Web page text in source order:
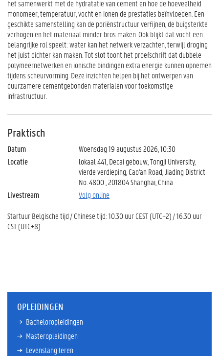
het samenwerkt met de hydratatie van cement en hoe de hoeveelheid
monomeer, temperatuur, vocht en ionen de prestaties beïnvloeden. Een
geschikte samenstelling kan de poriënstructuur verfijnen, de buigsterkte
verhogen en het materiaal minder bros maken. Ook blijkt dat vocht een
belangrijke rol speelt: water kan het netwerk verzachten, terwijl droging
het juist dichter kan maken. Tot slot toont het proefschrift dat dubbele
polymeernetwerken en ionische bindingen extra energie kunnen opnemen
tijdens scheurvorming. Deze inzichten helpen bij het ontwerpen van
duurzamere cementgebonden materialen voor toekomstige
infrastructuur.
Praktisch
Datum
Woensdag 19 augustus 2026, 10:30
Locatie
lokaal 441, Decai gebouw, Tongji University,
vierde verdieping, Cao'an Road, Jiading District
No. 4800 , 201804 Shanghai, China
Livestream
Volg online
Startuur Belgische tijd / Chinese tijd: 10.30 uur CEST (UTC+2) / 16.30 uur
CST (UTC+8)
OPLEIDINGEN
Bacheloropleidingen
Masteropleidingen
Levenslang leren